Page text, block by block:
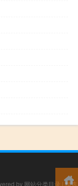
by 网站分类目录 |精选